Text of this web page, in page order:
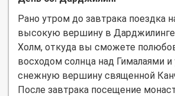
Рано утром до завтрака поездка
высокую вершину в
Холм, откуда вы сможете
восходом солнца над Гималаями и
снежную вершину священной
После завтрака посещение